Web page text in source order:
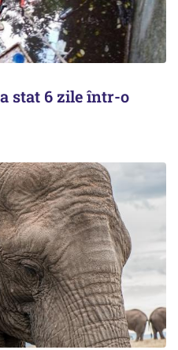
stat 6 zile într-o